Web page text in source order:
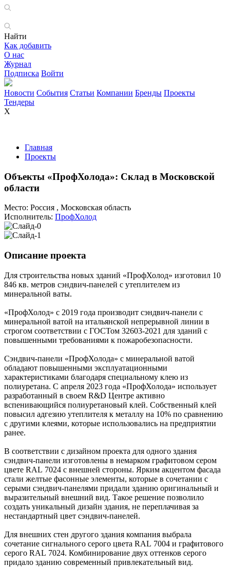
Найти
Как добавить
О нас
Журнал
Подписка Войти
Новости События Статьи Компании Бренды Проекты
Тендеры
X
Главная
Проекты
Объекты «ПрофХолода»: Склад в Московской
области
Место:
Россия , Московская область
Исполнитель: ПрофХолод
Описание проекта
Для строительства новых зданий «ПрофХолод» изготовил 10
846 кв. метров сэндвич-панелей с утеплителем из
минеральной ваты.
«ПрофХолод» с 2019 года производит сэндвич-панели с
минеральной ватой на итальянской непрерывной линии в
строгом соответствии с ГОСТом 32603-2021 для зданий с
повышенными требованиями к пожаробезопасности.
Сэндвич-панели «ПрофХолода» с минеральной ватой
обладают повышенными эксплуатационными
характеристиками благодаря специальному клею из
полиуретана. С апреля 2023 года «ПрофХолода» использует
разработанный в своем R&D Центре активно
вспенивающийся полиуретановый клей. Собственный клей
повысил адгезию утеплителя к металлу на 10% по сравнению
с другими клеями, которые использовались на предприятии
ранее.
В соответствии с дизайном проекта для одного здания
сэндвич-панели изготовлены в немарком графитовом сером
цвете RAL 7024 с внешней стороны. Ярким акцентом фасада
стали желтые фасонные элементы, которые в сочетании с
серыми сэндвич-панелями придали зданию оригинальный и
выразительный внешний вид. Такое решение позволило
создать уникальный дизайн здания, не переплачивая за
нестандартный цвет сэндвич-панелей.
Для внешних стен другого здания компания выбрала
сочетание сигнального серого цвета RAL 7004 и графитового
серого RAL 7024. Комбинирование двух оттенков серого
придало зданию современный привлекательный вид.